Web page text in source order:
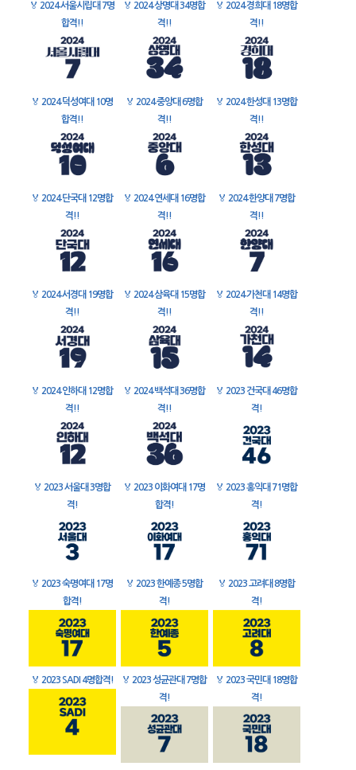
🏅 2024 서울시립대 7명
합격!!
🏅 2024 상명대 34명합
격!!
🏅 2024 경희대 18명합
격!!
🏅 2024 덕성여대 10명
합격!!
🏅 2024 중앙대 6명합
격!!
🏅 2024 한성대 13명합
격!!
🏅 2024 단국대 12명합
격!!
🏅 2024 연세대 16명합
격!!
🏅 2024 한양대 7명합
격!!
🏅 2024 서경대 19명합
격!!
🏅 2024 삼육대 15명합
격!!
🏅 2024 가천대 14명합
격!!
🏅 2024 인하대 12명합
격!!
🏅 2024 백석대 36명합
격!!
🏅 2023 건국대 46명합
격!
🏅 2023 서울대 3명합
격!
🏅 2023 이화여대 17명
합격!
🏅 2023 홍익대 71명합
격!
🏅 2023 숙명여대 17명
합격!
🏅 2023 한예종 5명합
격!
🏅 2023 고려대 8명합
격!
🏅 2023 SADI 4명합격! 🏅 2023 성균관대 7명합
격!
🏅 2023 국민대 18명합
격!